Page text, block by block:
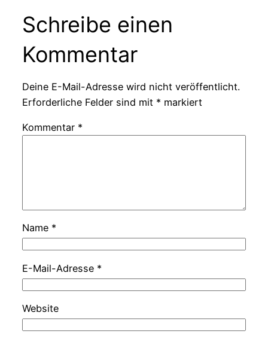
Schreibe einen
Kommentar
Deine E-Mail-Adresse wird nicht veröffentlicht.
Erforderliche Felder sind mit * markiert
Kommentar *
Name *
E-Mail-Adresse *
Website